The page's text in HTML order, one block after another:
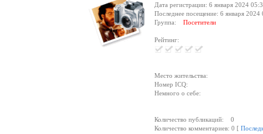
Дата регистрации: 6 января 2024
Последнее посещение: 6 января 2024
Группа: Посетители
Рейтинг:
Место жительства:
Номер ICQ:
Немного о себе:
Количество публикаций: 0
Количество комментариев: 0 [